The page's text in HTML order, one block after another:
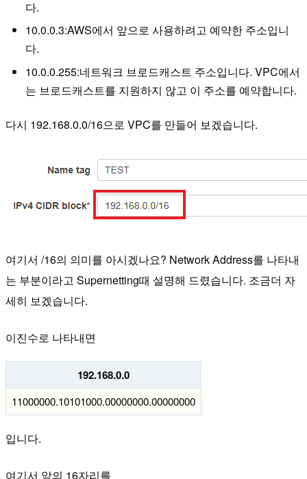
다.
10.0.0.3:AWS에서 앞으로 사용하려고 예약한 주소입니
다.
10.0.0.255:네트워크 브로드캐스트 주소입니다. VPC에서
는 브로드캐스트를 지원하지 않고 이 주소를 예약합니다.
다시 192.168.0.0/16으로 VPC를 만들어 보겠습니다.
여기서 /16의 의미를 아시겠나요? Network Address를 나타내
는 부분이라고 Supernetting때 설명해 드렸습니다. 조금더 자
세히 보겠습니다.
이진수로 나타내면
192.168.0.0
11000000.10101000.00000000.00000000
입니다.
여기서 앞의 16자리를